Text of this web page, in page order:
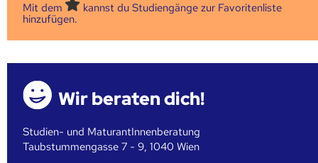
Mit dem
kannst du Studiengänge zur Favoritenliste
hinzufügen.
Wir beraten dich!
Studien- und MaturantInnenberatung
Taubstummengasse 7 - 9, 1040 Wien